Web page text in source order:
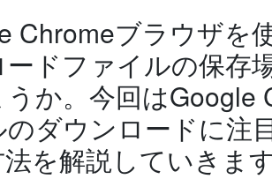
Chromeブラウザを
ードファイルの保存
か。今回はGoogle
のダウンロードに注
を解説していきます